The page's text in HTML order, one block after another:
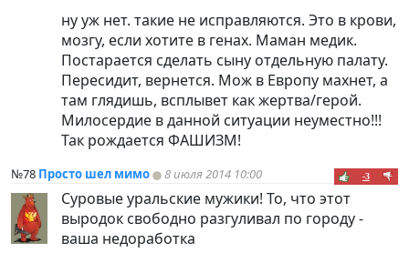
ну уж нет. такие не исправляются. Это в крови,
мозгу, если хотите в генах. Маман медик.
Постарается сделать сыну отдельную палату.
Пересидит, вернется. Мож в Европу махнет, а
там глядишь, всплывет как жертва/герой.
Милосердие в данной ситуации неуместно!!!
Так рождается ФАШИЗМ!
№78 Просто шел мимо 8 июля 2014 10:00 -3
Суровые уральские мужики! То, что этот
выродок свободно разгуливал по городу -
ваша недоработка